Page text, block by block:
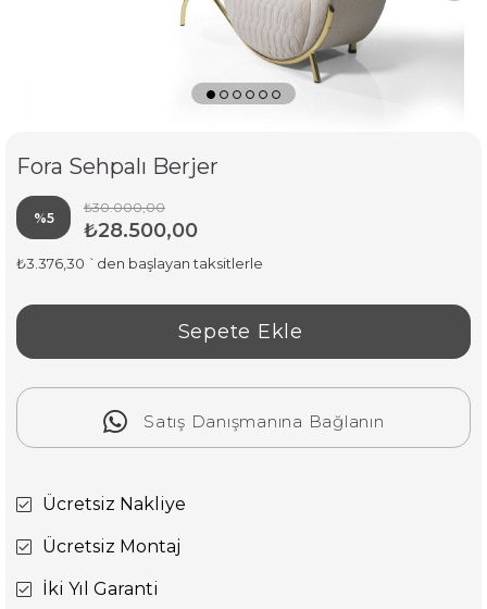
Fora Sehpalı Berjer
%5
İndirim
₺30.000,00
₺28.500,00
₺3.376,30 `den başlayan taksitlerle
Satış Danışmanına Bağlanın
Ücretsiz Nakliye
Ücretsiz Montaj
İki Yıl Garanti